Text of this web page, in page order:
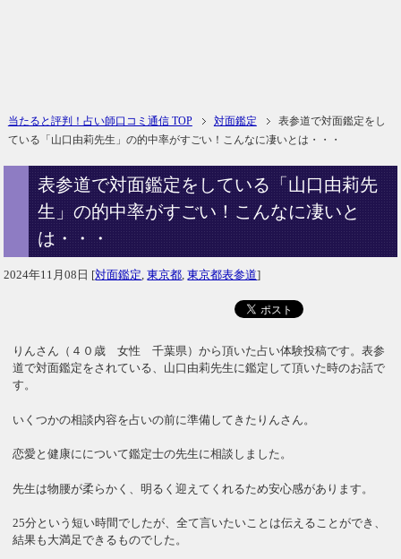
当たると評判！占い師口コミ通信 TOP 対面鑑定
表参道で対面鑑定をし
ている「山口由莉先生」の的中率がすごい！こんなに凄いとは・・・
表参道で対面鑑定をしている「山口由莉先
生」の的中率がすごい！こんなに凄いと
は・・・
2024年11月08日 [対面鑑定 ,東京都 ,東京都表参道]
りんさん（４０歳 女性 千葉県）から頂いた占い体験投稿です。表参
道で対面鑑定をされている、山口由莉先生に鑑定して頂いた時のお話で
す。
いくつかの相談内容を占いの前に準備してきたりんさん。
恋愛と健康にについて鑑定士の先生に相談しました。
先生は物腰が柔らかく、明るく迎えてくれるため安心感があります。
25分という短い時間でしたが、全て言いたいことは伝えることができ、
結果も大満足できるものでした。